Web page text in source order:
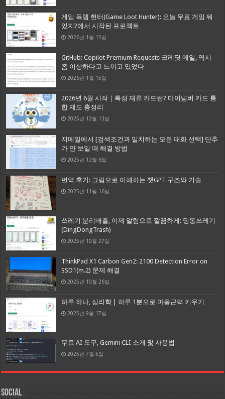
게임 득템 헌터(Game Loot Hunter): 오늘 무료 게임 뭐
있지?에서 시작된 프로젝트
2026년 1월 15일
GitHub: Copilot Premium Requests 크레딧 메일, 역시
좀 이상하다고 느끼고 있었다
2026년 1월 15일
2026년 6월 시작｜특정 재류 카드란? 마이넘버 카드 통
합 제도 총정리
2025년 12월 13일
지메일에서 [검색조건과 일치하는 모든 대화 선택] 단추
가 안 보일 때 해결 방법
2025년 12월 6일
번역 후기: 그림으로 이해하는 챗GPT 구조와 기술
2025년 11월 16일
쓰레기 분리배출, 이제 알림으로 깔끔하게: 딩동쓰레기
(DingDongTrash)
2025년 10월 27일
ThinkPad X1 Carbon Gen2: 2100 Detection Error on
SSD1(m.2) 문제 해결
2025년 10월 26일
하루 하나, 심리학 | 하루 1분으로 마음근력 키우기
2025년 9월 17일
무료 AI 도구, Gemini CLI 소개 및 사용법
2025년 7월 5일
Social